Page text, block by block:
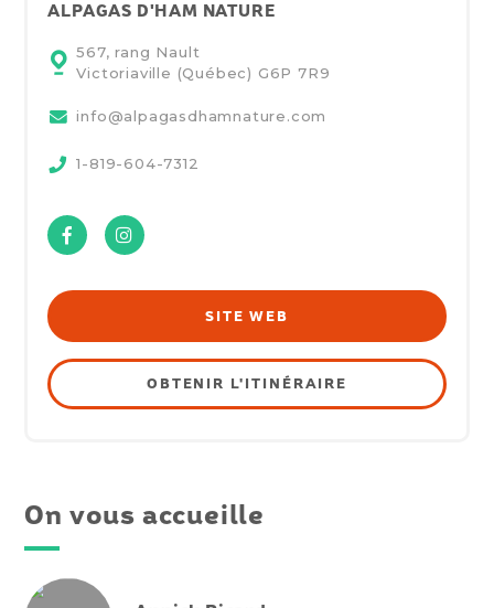
ALPAGAS D'HAM NATURE
567, rang Nault
Victoriaville (Québec) G6P 7R9
info@alpagasdhamnature.com
1-819-604-7312
FacebookInstagram
SITE WEB
OBTENIR L'ITINÉRAIRE
On vous accueille